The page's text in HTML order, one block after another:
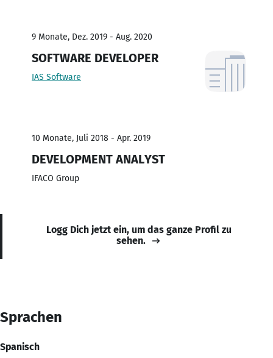
9 Monate, Dez. 2019 - Aug. 2020
SOFTWARE DEVELOPER
IAS Software
10 Monate, Juli 2018 - Apr. 2019
DEVELOPMENT ANALYST
IFACO Group
Logg Dich jetzt ein, um das ganze Profil zu
sehen.
Sprachen
Spanisch